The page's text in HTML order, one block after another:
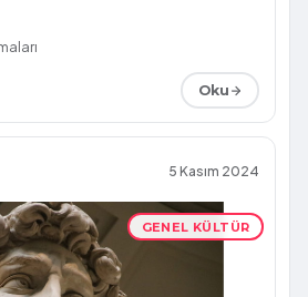
Oku
5 Kasım 2024
GENEL KÜLTÜR